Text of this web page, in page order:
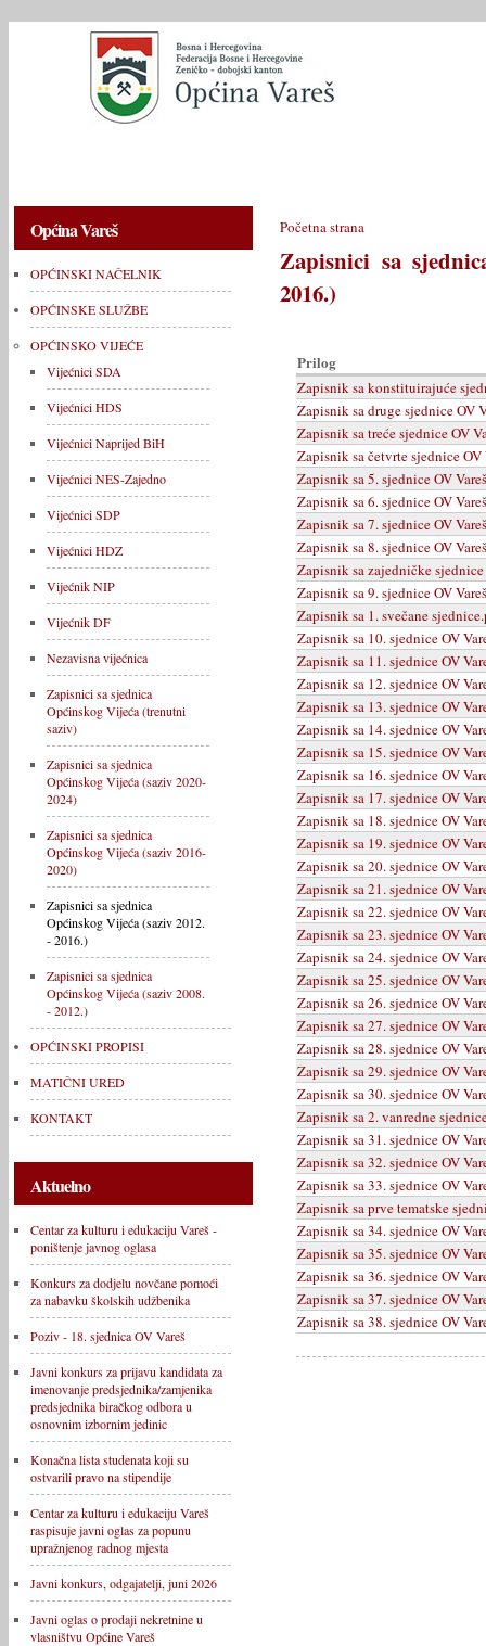
Općina Vareš
OPĆINSKI NAČELNIK
OPĆINSKE SLUŽBE
OPĆINSKO VIJEĆE
Vijećnici SDA
Vijećnici HDS
Vijećnici Naprijed BiH
Vijećnici NES-Zajedno
Vijećnici SDP
Vijećnici HDZ
Vijećnik NIP
Vijećnik DF
Nezavisna vijećnica
Zapisnici sa sjednica
Općinskog Vijeća (trenutni
saziv)
Zapisnici sa sjednica
Općinskog Vijeća (saziv 2020-
2024)
Zapisnici sa sjednica
Općinskog Vijeća (saziv 2016-
2020)
Zapisnici sa sjednica
Općinskog Vijeća (saziv 2012.
- 2016.)
Zapisnici sa sjednica
Općinskog Vijeća (saziv 2008.
- 2012.)
OPĆINSKI PROPISI
MATIČNI URED
KONTAKT
Aktuelno
Centar za kulturu i edukaciju Vareš -
poništenje javnog oglasa
Konkurs za dodjelu novčane pomoći
za nabavku školskih udžbenika
Poziv - 18. sjednica OV Vareš
Javni konkurs za prijavu kandidata za
imenovanje predsjednika/zamjenika
predsjednika biračkog odbora u
osnovnim izbornim jedinic
Konačna lista studenata koji su
ostvarili pravo na stipendije
Centar za kulturu i edukaciju Vareš
raspisuje javni oglas za popunu
upražnjenog radnog mjesta
Javni konkurs, odgajatelji, juni 2026
Javni oglas o prodaji nekretnine u
vlasništvu Općine Vareš
Početna strana
Zapisnici sa
2016.)
Prilog
Zapisnik sa konstituirajuće
Zapisnik sa druge sjednice OV
Zapisnik sa treće sjednice OV
Zapisnik sa četvrte sjednice
Zapisnik sa 5. sjednice OV
Zapisnik sa 6. sjednice OV
Zapisnik sa 7. sjednice OV
Zapisnik sa 8. sjednice OV
Zapisnik sa zajedničke
Zapisnik sa 9. sjednice OV
Zapisnik sa 1. svečane
Zapisnik sa 10. sjednice OV
Zapisnik sa 11. sjednice OV
Zapisnik sa 12. sjednice OV
Zapisnik sa 13. sjednice OV
Zapisnik sa 14. sjednice OV
Zapisnik sa 15. sjednice OV
Zapisnik sa 16. sjednice OV
Zapisnik sa 17. sjednice OV
Zapisnik sa 18. sjednice OV
Zapisnik sa 19. sjednice OV
Zapisnik sa 20. sjednice OV
Zapisnik sa 21. sjednice OV
Zapisnik sa 22. sjednice OV
Zapisnik sa 23. sjednice OV
Zapisnik sa 24. sjednice OV
Zapisnik sa 25. sjednice OV
Zapisnik sa 26. sjednice OV
Zapisnik sa 27. sjednice OV
Zapisnik sa 28. sjednice OV
Zapisnik sa 29. sjednice OV
Zapisnik sa 30. sjednice OV
Zapisnik sa 2. vanredne
Zapisnik sa 31. sjednice OV
Zapisnik sa 32. sjednice OV
Zapisnik sa 33. sjednice OV
Zapisnik sa prve tematske
Zapisnik sa 34. sjednice OV
Zapisnik sa 35. sjednice OV
Zapisnik sa 36. sjednice OV
Zapisnik sa 37. sjednice OV
Zapisnik sa 38. sjednice OV